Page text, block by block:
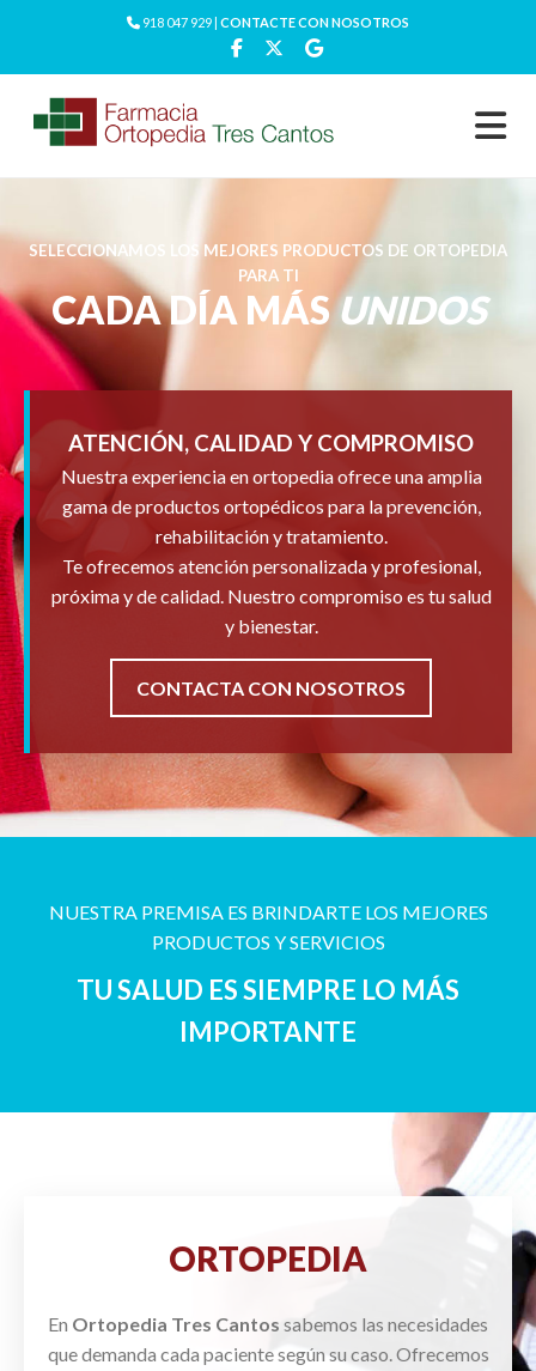
918 047 929 | CONTACTE CON NOSOTROS
SELECCIONAMOS LOS MEJORES PRODUCTOS DE ORTOPEDIA
PARA TI
CADA DÍA MÁSUNIDOS
ATENCIÓN, CALIDAD Y COMPROMISO
Nuestra experiencia en ortopedia ofrece una amplia
gama de productos ortopédicos para la prevención,
rehabilitación y tratamiento.
Te ofrecemos atención personalizada y profesional,
próxima y de calidad. Nuestro compromiso es tu salud
y bienestar.
CONTACTA CON NOSOTROS
NUESTRA PREMISA ES BRINDARTE LOS MEJORES
PRODUCTOS Y SERVICIOS
TU SALUD ES SIEMPRE LO MÁS
IMPORTANTE
ORTOPEDIA
En Ortopedia Tres Cantos sabemos las necesidades
que demanda cada paciente según su caso. Ofrecemos